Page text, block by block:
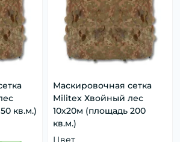
кв.м.)
Маскировочная сетка
Militex Хвойный лес
10х20м (площадь 200
кв.м.)
Цвет